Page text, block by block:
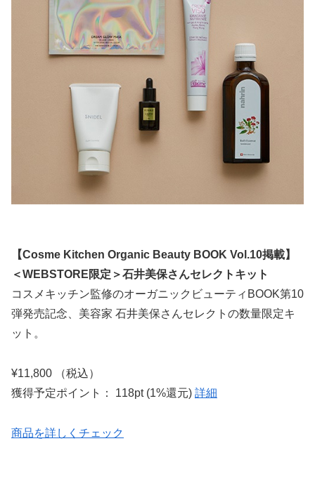
【Cosme Kitchen Organic Beauty BOOK Vol.10掲載】
＜WEBSTORE限定＞石井美保さんセレクトキット
コスメキッチン監修のオーガニックビューティBOOK第10
弾発売記念、美容家 石井美保さんセレクトの数量限定キ
ット。
¥11,800 （税込）
獲得予定ポイント： 118pt (1%還元) 詳細
商品を詳しくチェック